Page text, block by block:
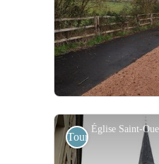
Voir
Sources:
Touristiques